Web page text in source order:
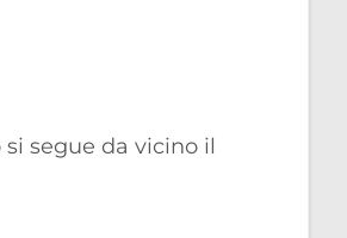
segue da vicino il